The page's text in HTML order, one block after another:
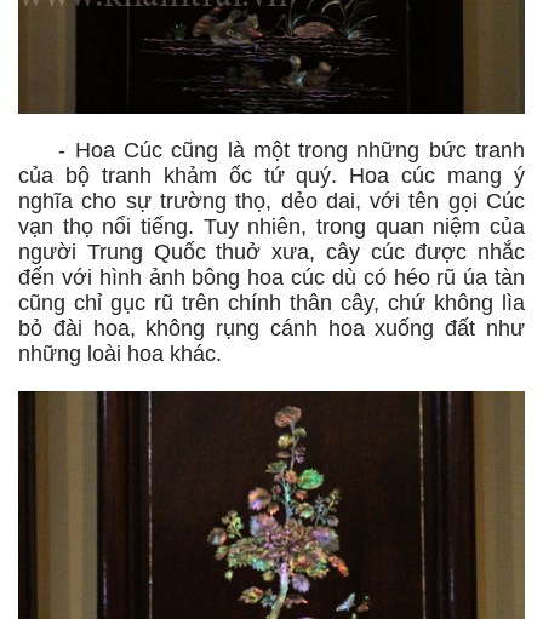
- Hoa Cúc cũng là một trong những bức tranh
của bộ tranh khảm ốc tứ quý. Hoa cúc mang ý
nghĩa cho sự trường thọ, dẻo dai, với tên gọi Cúc
vạn thọ nổi tiếng. Tuy nhiên, trong quan niệm của
người Trung Quốc thuở xưa, cây cúc được nhắc
đến với hình ảnh bông hoa cúc dù có héo rũ úa tàn
cũng chỉ gục rũ trên chính thân cây, chứ không lìa
bỏ đài hoa, không rụng cánh hoa xuống đất như
những loài hoa khác.